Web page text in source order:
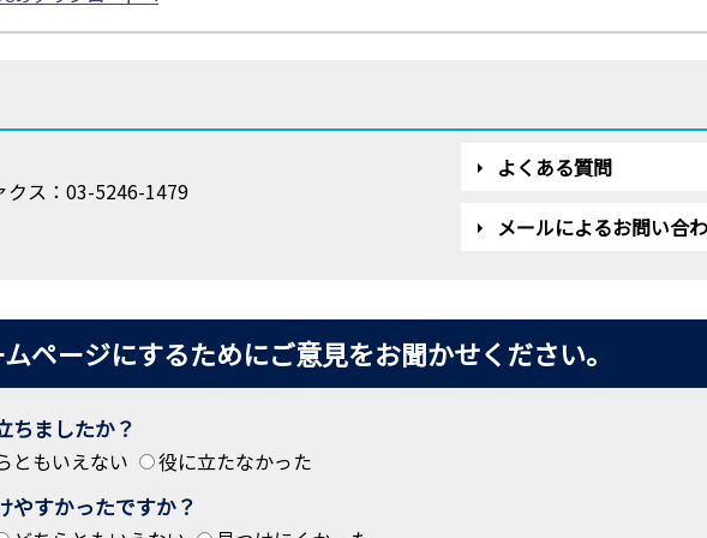
クス：03-5246-1479
よくある質問
メールによるお問い合
ページにするためにご意見をお聞かせください。
ちましたか？
ともいえない 役に立たなかった
やすかったですか？